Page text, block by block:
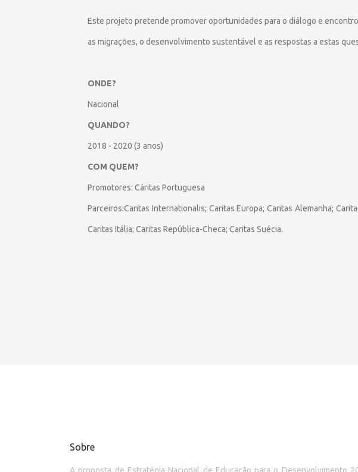
Este projeto pretende promover oportunidades para o diálogo e
as migrações, o desenvolvimento sustentável e as respostas a estas
ONDE?
Nacional
QUANDO?
2018 - 2020 (3 anos)
COM QUEM?
Promotores: Cáritas Portuguesa
Parceiros:Caritas Internationalis; Caritas Europa; Caritas Alemanha;
Caritas Itália; Caritas República-Checa; Caritas Suécia.
Sobre